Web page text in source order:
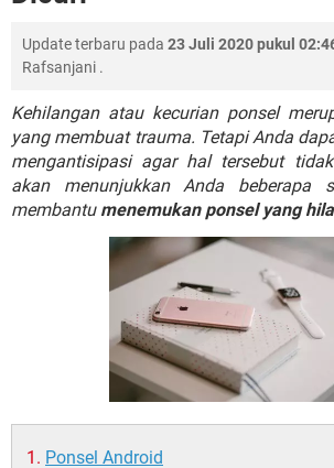
FORUM
Lupa Password Gmail WiFi Tidak
ENSIKLOPEDIA
Front Office dan Back Office OOP - Data
Jenis-jenis Network atau Jaringan
Update terbaru pada 23 Juli 2020 pukul
Rafsanjani .
Kehilangan atau kecurian ponsel
yang membuat trauma. Tetapi Anda
mengantisipasi agar hal tersebut
akan menunjukkan Anda beberapa
membantu menemukan ponsel yang
Ponsel Android